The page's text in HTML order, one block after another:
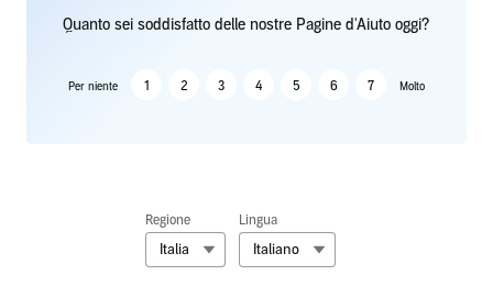
Quanto sei soddisfatto delle nostre Pagine d'Aiuto oggi?
Per niente 1 2 3 4 5 6 7 Molto
Regione
Italia
Lingua
Italiano